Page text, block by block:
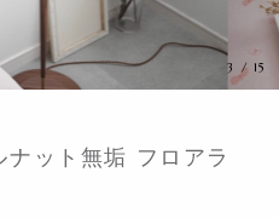
3 / 15
ット無垢 フロアラ